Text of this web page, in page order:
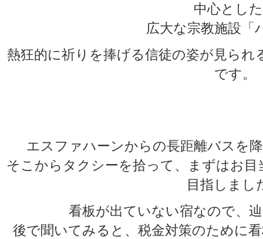
中心とし
広大な宗教施設「
熱狂的に祈りを捧げる信徒の姿が見ら
です。
エスファハーンからの長距離バスを
そこからタクシーを拾って、まずはお目
目指しまし
看板が出ていない宿なので、
後で聞いてみると、税金対策のために